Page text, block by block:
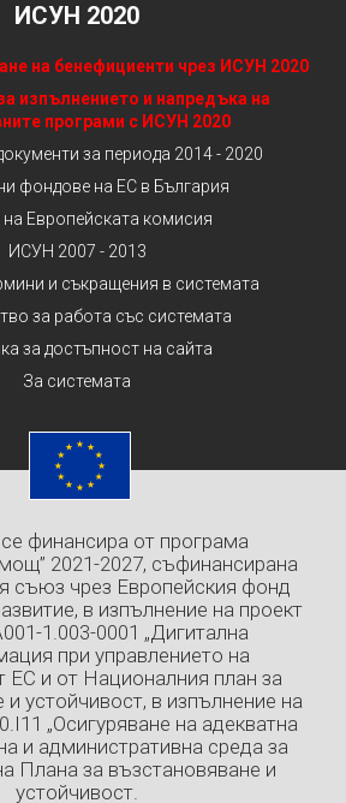
ИСУН 2020
на бенефициенти чрез ИСУН 2020
изпълнението и напредъка на
програми с ИСУН 2020
за периода 2014 - 2020
фондове на ЕС в България
на Европейската комисия
ИСУН 2007 - 2013
и съкращения в системата
за работа със системата
за достъпност на сайта
За системата
финансира от програма
2021-2027, съфинансирана
съюз чрез Европейския фонд
в изпълнение на проект
1.003-0001 „Дигитална
при управлението на
ЕС и от Националния план за
и устойчивост, в изпълнение на
„Осигуряване на адекватна
и административна среда за
Плана за възстановяване и
устойчивост.